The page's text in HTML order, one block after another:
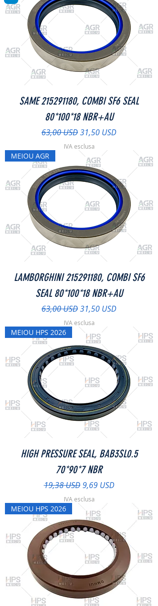
SAME 215291180, COMBI SF6 SEAL
80*100*18 NBR+AU
Prezzo regolare
63,00 USDPrezzo scontato
31,50 USD
IVA esclusa
MEIOU AGR
LAMBORGHINI 215291180, COMBI SF6
SEAL 80*100*18 NBR+AU
Prezzo regolare
63,00 USDPrezzo scontato
31,50 USD
IVA esclusa
MEIOU HPS 2026
HIGH PRESSURE SEAL, BAB3SL0.5
70*90*7 NBR
Prezzo regolare
19,38 USD Prezzo scontato
9,69 USD
IVA esclusa
MEIOU HPS 2026